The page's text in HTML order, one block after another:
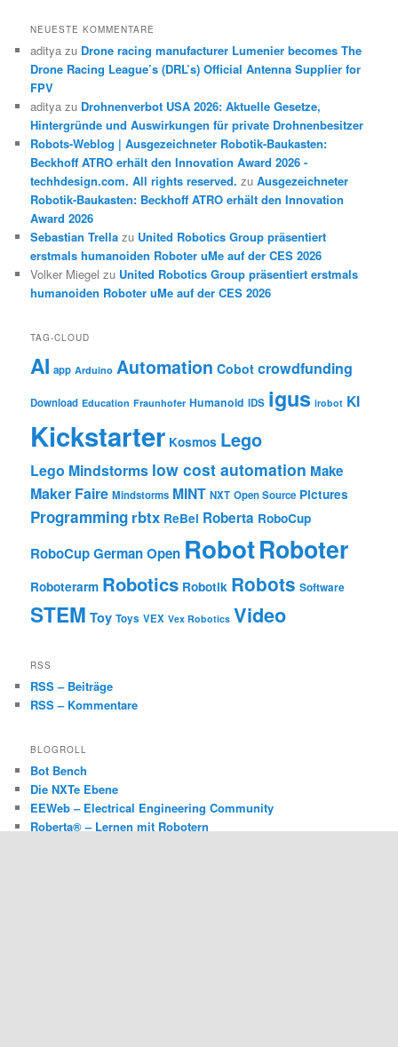
NEUESTE KOMMENTARE
aditya zu Drone racing manufacturer Lumenier becomes The
Drone Racing League’s (DRL’s) Official Antenna Supplier for
FPV
aditya zu Drohnenverbot USA 2026: Aktuelle Gesetze,
Hintergründe und Auswirkungen für private Drohnenbesitzer
Robots-Weblog | Ausgezeichneter Robotik-Baukasten:
Beckhoff ATRO erhält den Innovation Award 2026 -
techhdesign.com. All rights reserved. zuAusgezeichneter
Robotik-Baukasten: Beckhoff ATRO erhält den Innovation
Award 2026
Sebastian Trella zu United Robotics Group präsentiert
erstmals humanoiden Roboter uMe auf der CES 2026
Volker Miegel zu United Robotics Group präsentiert erstmals
humanoiden Roboter uMe auf der CES 2026
TAG-CLOUD
AI app Arduino Automation Cobot crowdfunding
Download Education Fraunhofer Humanoid IDS igus irobot KI
Kickstarter Kosmos Lego
Lego Mindstorms low cost automation Make
Maker Faire Mindstorms MINT NXT Open Source Pictures
Programming rbtx ReBel Roberta RoboCup
RoboCup German Open RobotRoboter
Roboterarm Robotics Robotik Robots Software
STEM Toy Toys VEX Vex Robotics Video
RSS
RSS – Beiträge
RSS – Kommentare
BLOGROLL
Bot Bench
Die NXTe Ebene
EEWeb – Electrical Engineering Community
Roberta® – Lernen mit Robotern